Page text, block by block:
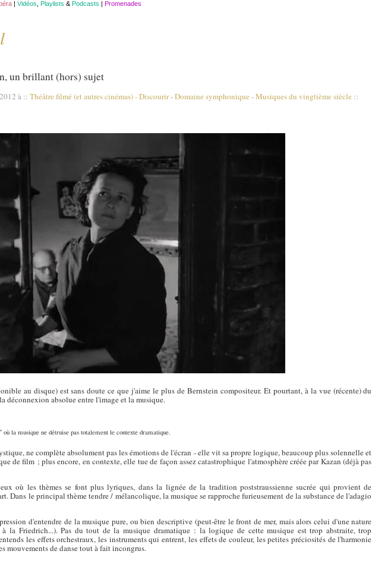
| Vidéos Playlists & Podcasts | Promenades
un brillant (hors) sujet
à :: Théâtre filmé (et autres cinémas)-Discourir-Domaine symphonique-Musiques du vingtième siècle ::
au disque) est sans doute ce que j'aime le plus de Bernstein compositeur. Et pourtant, à la vue (récente) du
déconnexion absolue entre l'image et la musique.
la musique ne détruise pas totalement le contexte dramatique.
ne complète absolument pas les émotions de l'écran - elle vit sa propre logique, beaucoup plus solennelle et
de film ; plus encore, en contexte, elle tue de façon assez catastrophique l'atmosphère créée par Kazan (déjà pas
où les thèmes se font plus lyriques, dans la lignée de la tradition poststraussienne sucrée qui provient de
Dans le principal thème tendre / mélancolique, la musique se rapproche furieusement de la substance de l'adagio
d'entendre de la musique pure, ou bien descriptive (peut-être le front de mer, mais alors celui d'une nature
la Friedrich...). Pas du tout de la musique dramatique : la logique de cette musique est trop abstraite, trop
les effets orchestraux, les instruments qui entrent, les effets de couleur, les petites préciosités de l'harmonie
mouvements de danse tout à fait incongrus.